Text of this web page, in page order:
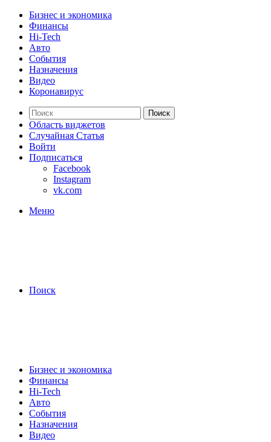
Бизнес и экономика
Финансы
Hi-Tech
Авто
События
Назначения
Видео
Коронавирус
Поиск
Область виджетов
Случайная Статья
Войти
Подписаться
Facebook
Instagram
vk.com
Меню
Поиск
Бизнес и экономика
Финансы
Hi-Tech
Авто
События
Назначения
Видео